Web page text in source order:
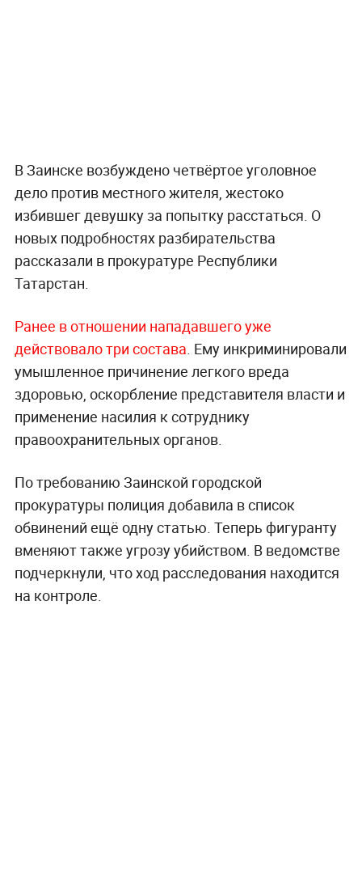
В Заинске возбуждено четвёртое уголовное
дело против местного жителя, жестоко
избившег девушку за попытку расстаться. О
новых подробностях разбирательства
рассказали в прокуратуре Республики
Татарстан.
Ранее в отношении нападавшего уже
действовало три состава. Ему инкриминировали
умышленное причинение легкого вреда
здоровью, оскорбление представителя власти и
применение насилия к сотруднику
правоохранительных органов.
По требованию Заинской городской
прокуратуры полиция добавила в список
обвинений ещё одну статью. Теперь фигуранту
вменяют также угрозу убийством. В ведомстве
подчеркнули, что ход расследования находится
на контроле.